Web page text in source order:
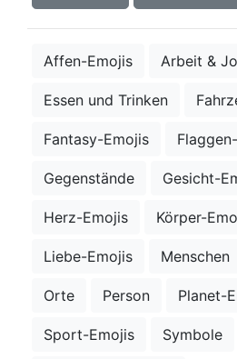
Affen-Emojis Arbeit &
Essen und Trinken
Fantasy-Emojis
Gegenstände Gesicht-
Herz-Emojis Körper-
Liebe-Emojis Menschen
Orte Person Planet-
Sport-Emojis Symbole